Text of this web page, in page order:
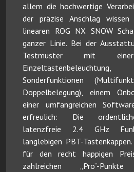
allem die hochwertige
der präzise Anschlag
linearen ROG NX SNOW
ganzer Linie. Bei der
Testmuster mit einer
Sonderfunktionen
Doppelbelegung), einem
einer umfangreichen
erfreulich: Die
latenzfreie 2.4 GHz
langlebigen PBT-
für den recht happigen
zahlreichen „Pro“-